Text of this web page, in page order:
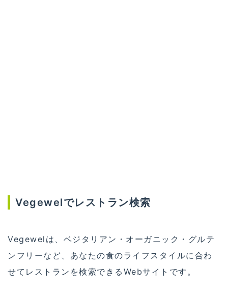
Vegewelでレストラン検索
Vegewelは、ベジタリアン・オーガニック・グルテ
ンフリーなど、あなたの食のライフスタイルに合わ
せてレストランを検索できるWebサイトです。